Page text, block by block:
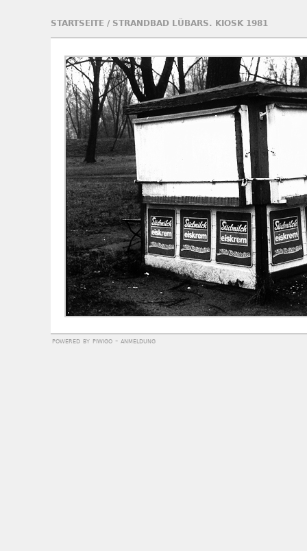
STARTSEITE/ STRANDBAD LÜBARS. KIOSK 1981
powered by piwigo- anmeldung